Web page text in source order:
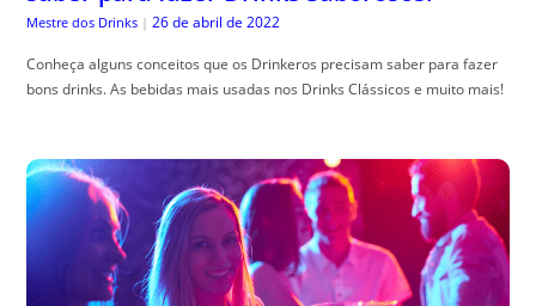
Mestre dos Drinks | 26 de abril de 2022
Conheça alguns conceitos que os Drinkeros precisam saber para fazer
bons drinks. As bebidas mais usadas nos Drinks Clássicos e muito mais!